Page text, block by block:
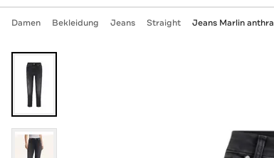
Damen Bekleidung Jeans Straight Jeans Marlin